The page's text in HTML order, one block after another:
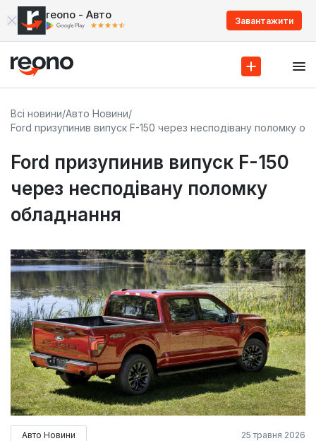
reono - Авто Завантажити
Всі новини/Авто Новини/
Ford призупинив випуск F-150 через несподівану поломку
Ford призупинив випуск F-150
через несподівану поломку
обладнання
Авто Новини 25 травня 2026